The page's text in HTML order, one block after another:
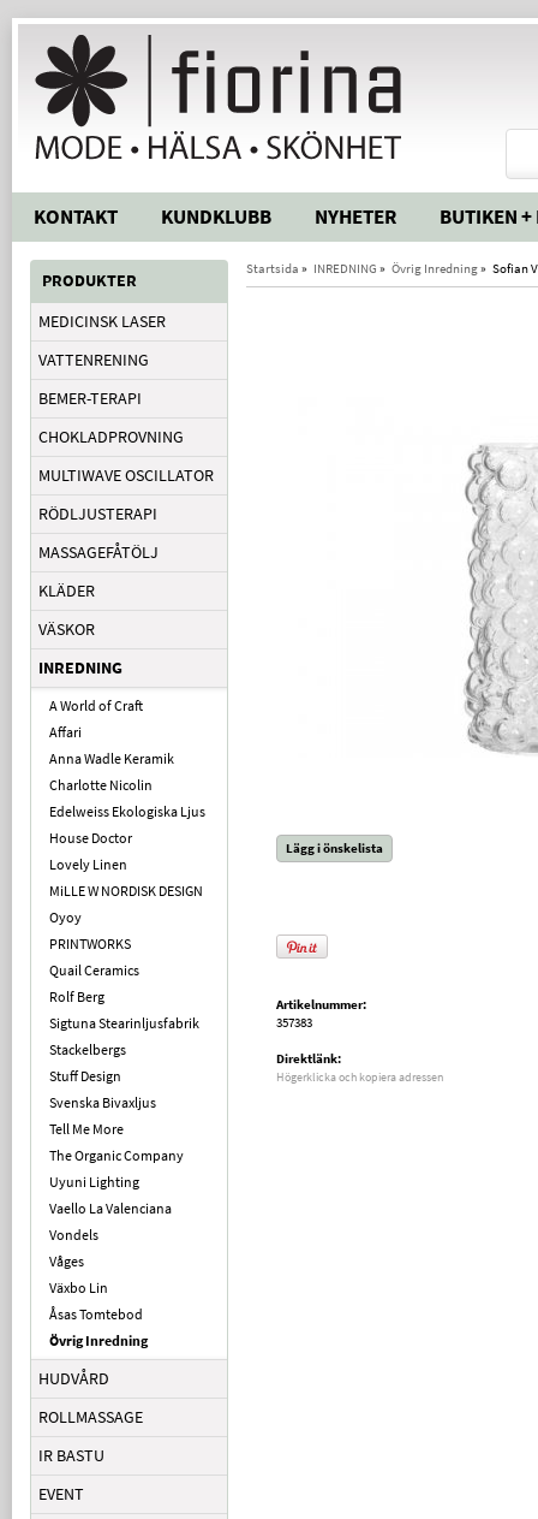
KONTAKT KUNDKLUBB NYHETER BUTIKEN +
PRODUKTER
MEDICINSK LASER
VATTENRENING
BEMER-TERAPI
CHOKLADPROVNING
MULTIWAVE OSCILLATOR
RÖDLJUSTERAPI
MASSAGEFÅTÖLJ
KLÄDER
VÄSKOR
INREDNING
A World of Craft
Affari
Anna Wadle Keramik
Charlotte Nicolin
Edelweiss Ekologiska Ljus
House Doctor
Lovely Linen
MiLLE W NORDISK DESIGN
Oyoy
PRINTWORKS
Quail Ceramics
Rolf Berg
Sigtuna Stearinljusfabrik
Stackelbergs
Stuff Design
Svenska Bivaxljus
Tell Me More
The Organic Company
Uyuni Lighting
Vaello La Valenciana
Vondels
Våges
Växbo Lin
Åsas Tomtebod
Övrig Inredning
HUDVÅRD
ROLLMASSAGE
IR BASTU
EVENT
Startsida » INREDNING » Övrig Inredning» Sofian
Lägg i önskelista
Artikelnummer:
357383
Direktlänk:
Högerklicka och kopiera adressen